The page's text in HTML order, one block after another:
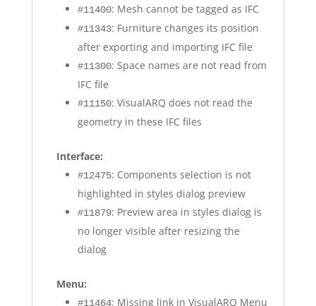
#11400: Mesh cannot be tagged as IFC
#11343: Furniture changes its position
after exporting and importing IFC file
#11300: Space names are not read from
IFC file
#11150: VisualARQ does not read the
geometry in these IFC files
Interface:
#12475: Components selection is not
highlighted in styles dialog preview
#11879: Preview area in styles dialog is
no longer visible after resizing the
dialog
Menu:
#11464: Missing link in VisualARQ Menu